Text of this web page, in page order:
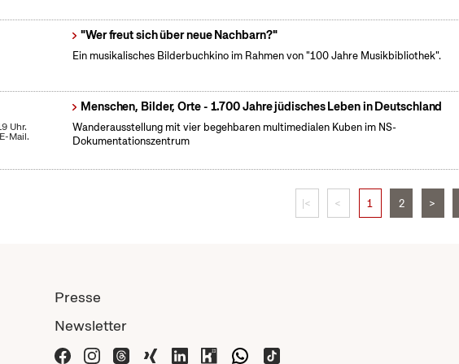
"Wer freut sich über neue Nachbarn?"
Ein musikalisches Bilderbuchkino im Rahmen von "100 Jahre Musikbibliothek".
Uhr.
Mail.
Menschen, Bilder, Orte - 1.700 Jahre jüdisches Leben in Deutschland
Wanderausstellung mit vier begehbaren multimedialen Kuben im NS-
Dokumentationszentrum
|< < 1 2 >
Presse
Newsletter